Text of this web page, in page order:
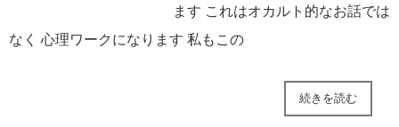
ます これはオカルト的なお話では
なく 心理ワークになります 私もこの
続きを読む